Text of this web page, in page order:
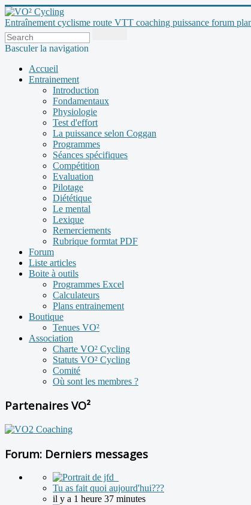
Entraînement cyclisme route VTT coaching puissance forum
Basculer la navigation
Accueil
Entrainement
Introduction
Fondamentaux
Physiologie
Test d'effort
La puissance selon Coggan
Programmes
Séances spécifiques
Compétition
Evaluation
Pilotage
Diététique
Le mental
Lexique
Remerciements
Rubrique formtat PDF
Forum
Liste articles
Boite à outils
Programmes Excel
Calculateurs
Plans entrainement
Boutique
Tenues VO²
Association
Charte VO² Cycling
Statuts VO² Cycling
Comité
Où sont les membres ?
Partenaires VO²
Forum: Derniers messages
Tu as fait quoi aujourd'hui???
il y a 1 heure 37 minutes